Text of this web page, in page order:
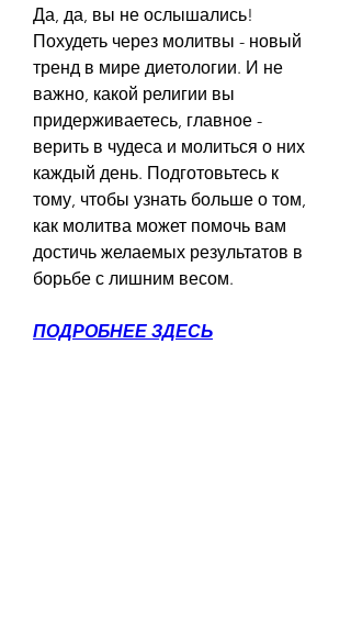
Да, да, вы не ослышались!
Похудеть через молитвы - новый
тренд в мире диетологии. И не
важно, какой религии вы
придерживаетесь, главное -
верить в чудеса и молиться о них
каждый день. Подготовьтесь к
тому, чтобы узнать больше о том,
как молитва может помочь вам
достичь желаемых результатов в
борьбе с лишним весом.
ПОДРОБНЕЕ ЗДЕСЬ